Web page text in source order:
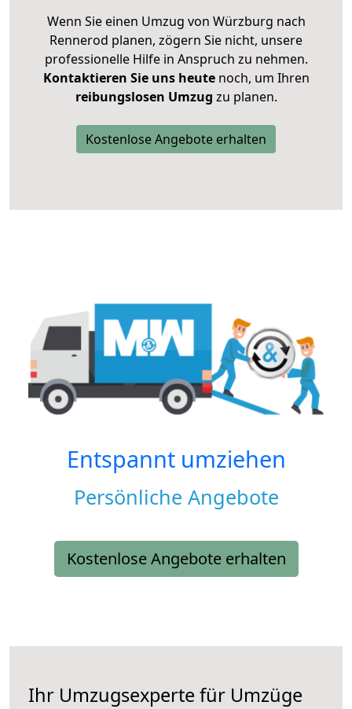
Wenn Sie einen Umzug von Würzburg nach
Rennerod planen, zögern Sie nicht, unsere
professionelle Hilfe in Anspruch zu nehmen.
Kontaktieren Sie uns heutenoch, um Ihren
reibungslosen Umzug zu planen.
Kostenlose Angebote erhalten
Entspannt umziehen
Persönliche Angebote
Kostenlose Angebote erhalten
Ihr Umzugsexperte für Umzüge